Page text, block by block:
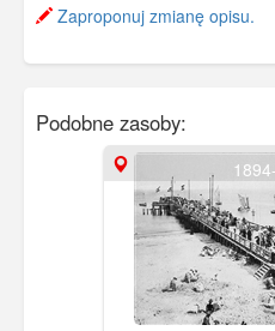
Zaproponuj zmianę opisu.
Podobne zasoby: